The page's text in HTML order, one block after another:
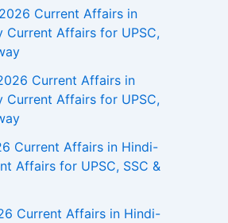
Current Affairs in
Current Affairs for UPSC,
Current Affairs in
Current Affairs for UPSC,
Current Affairs in Hindi-
Affairs for UPSC, SSC &
Current Affairs in Hindi-